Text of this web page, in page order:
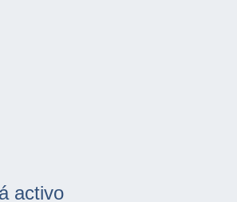
activo